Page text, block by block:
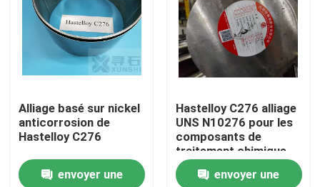
Alliage basé sur nickel
anticorrosion de
Hastelloy C276
envoyer une
Hastelloy C276 alliage
UNS N10276 pour les
composants de
traitement chimique
envoyer une